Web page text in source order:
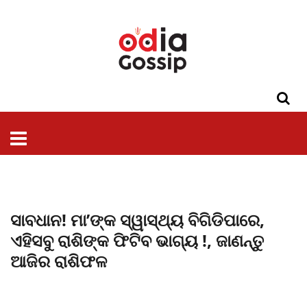
ସାବଧାନ! ମା’ଙ୍କ ସ୍ୱାସ୍ଥ୍ୟ ବିଗିଡିପାରେ,
ଏହିସବୁ ରାଶିଙ୍କ ଫିଟିବ ଭାଗ୍ୟ !, ଜାଣନ୍ତୁ
ଆଜିର ରାଶିଫଳ